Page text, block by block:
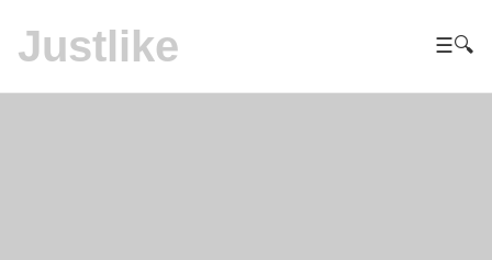
Justlike ☰🔍